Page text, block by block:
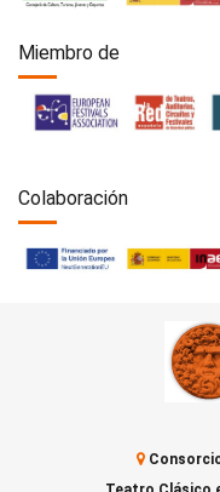
Miembro de
Colaboración